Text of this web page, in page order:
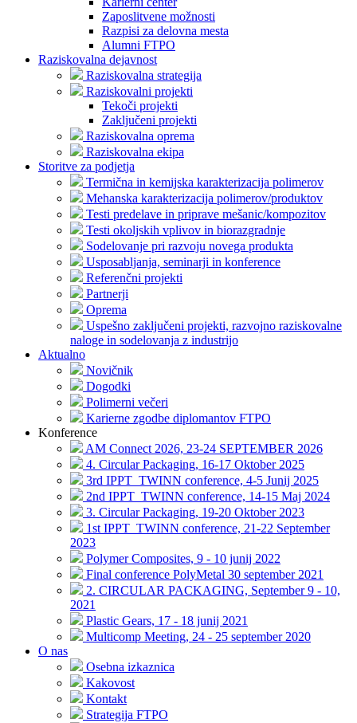
Zaposlitvene možnosti
Razpisi za delovna mesta
Alumni FTPO
Raziskovalna dejavnost
Raziskovalna strategija
Raziskovalni projekti
Tekoči projekti
Zaključeni projekti
Raziskovalna oprema
Raziskovalna ekipa
Storitve za podjetja
Termična in kemijska karakterizacija polimerov
Mehanska karakterizacija polimerov/produktov
Testi predelave in priprave mešanic/kompozitov
Testi okoljskih vplivov in biorazgradnje
Sodelovanje pri razvoju novega produkta
Usposabljanja, seminarji in konference
Referenčni projekti
Partnerji
Oprema
Uspešno zaključeni projekti, razvojno raziskovalne
naloge in sodelovanja z industrijo
Aktualno
Novičnik
Dogodki
Polimerni večeri
Karierne zgodbe diplomantov FTPO
Konference
AM Connect 2026, 23-24 SEPTEMBER 2026
4. Circular Packaging, 16-17 Oktober 2025
3rd IPPT_TWINN conference, 4-5 Junij 2025
2nd IPPT_TWINN conference, 14-15 Maj 2024
3. Circular Packaging, 19-20 Oktober 2023
1st IPPT_TWINN conference, 21-22 September
2023
Polymer Composites, 9 - 10 junij 2022
Final conference PolyMetal 30 september 2021
2. CIRCULAR PACKAGING, September 9 - 10,
2021
Plastic Gears, 17 - 18 junij 2021
Multicomp Meeting, 24 - 25 september 2020
O nas
Osebna izkaznica
Kakovost
Kontakt
Strategija FTPO